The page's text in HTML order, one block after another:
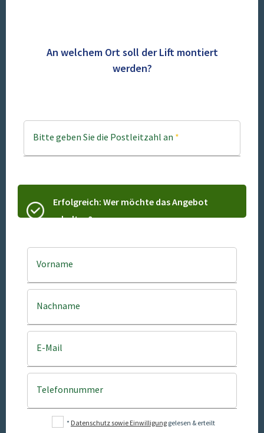
An welchem Ort soll der Lift montiert
werden?
Bitte geben Sie die Postleitzahl an *
Erfolgreich: Wer möchte das Angebot
erhalten?
Vorname
Nachname
E-Mail
Telefonnummer
* Datenschutz sowie Einwilligung gelesen & erteilt